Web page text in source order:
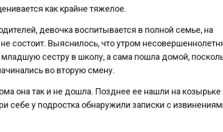
как крайне тяжелое.
девочка воспитывается в полной семье, на
состоит. Выяснилось, что утром
сестру в школу, а сама пошла домой,
во вторую смену.
она так и не дошла. Позднее ее нашли на козырьке
себе у подростка обнаружили записки с